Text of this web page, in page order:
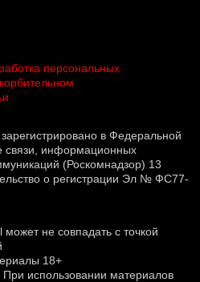
персональных
в Федеральной
связи, информационных
(Роскомнадзор) 13
о регистрации Эл № ФС77-
не совпадать с точкой
18+
использовании материалов